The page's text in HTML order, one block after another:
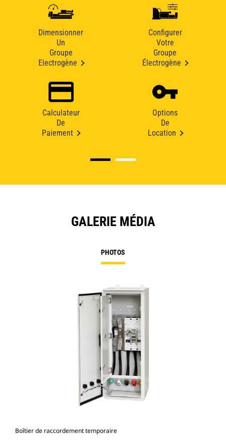
Dimensionner
Un
Groupe
Electrogène
Configurer
Votre
Groupe
Électrogène
Calculateur
De
Paiement
Options
De
Location
GALERIE MÉDIA
PHOTOS
Boîtier de raccordement temporaire